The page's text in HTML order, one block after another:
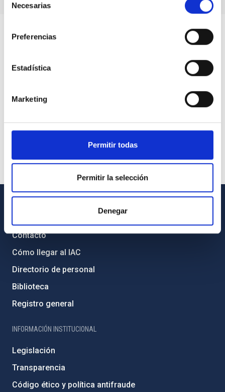
Necesarias
Preferencias
Estadística
Marketing
Permitir todas
Permitir la selección
Denegar
Contacto
Cómo llegar al IAC
Directorio de personal
Biblioteca
Registro general
INFORMACIÓN INSTITUCIONAL
Legislación
Transparencia
Código ético y política antifraude